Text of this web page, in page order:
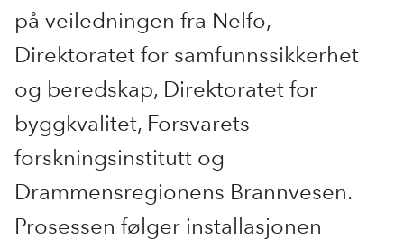
på veiledningen fra Nelfo,
Direktoratet for samfunnssikkerhet
og beredskap, Direktoratet for
byggkvalitet, Forsvarets
forskningsinstitutt og
Drammensregionens Brannvesen.
Prosessen følger installasjonen